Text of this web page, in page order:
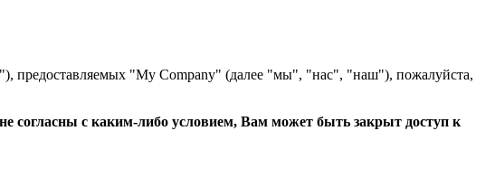
предоставляемых "My Company" (далее "мы", "нас", "наш"), пожалуйста,
согласны с каким-либо условием, Вам может быть закрыт доступ к